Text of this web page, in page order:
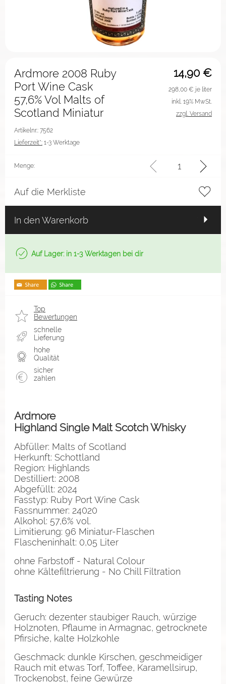
14,90 €
Ardmore 2008 Ruby
Port Wine Cask
57,6% Vol Malts of
Scotland Miniatur
Artikelnr.: 7562
Lieferzeit*: 1-3 Werktage
298,00 € je liter
inkl. 19% MwSt.
zzgl. Versand
Menge:
Auf die Merkliste
In den Warenkorb
Auf Lager: in 1-3 Werktagen bei dir
Top
Bewertungen
schnelle
Lieferung
hohe
Qualität
sicher
zahlen
Ardmore
Highland Single Malt Scotch Whisky
Abfüller: Malts of Scotland
Herkunft: Schottland
Region: Highlands
Destilliert: 2008
Abgefüllt: 2024
Fasstyp: Ruby Port Wine Cask
Fassnummer: 24020
Alkohol: 57,6% vol.
Limitierung: 96 Miniatur-Flaschen
Flascheninhalt: 0,05 Liter
ohne Farbstoff - Natural Colour
ohne Kältefiltrierung - No Chill Filtration
Tasting Notes
Geruch: dezenter staubiger Rauch, würzige
Holznoten, Pflaume in Armagnac, getrocknete
Pfirsiche, kalte Holzkohle
Geschmack: dunkle Kirschen, geschmeidiger
Rauch mit etwas Torf, Toffee, Karamellsirup,
Trockenobst, feine Gewürze